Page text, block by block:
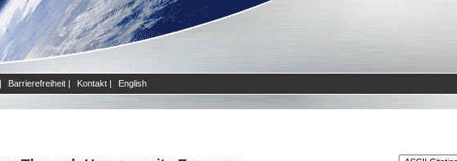
| Barrierefreiheit | Kontakt | English